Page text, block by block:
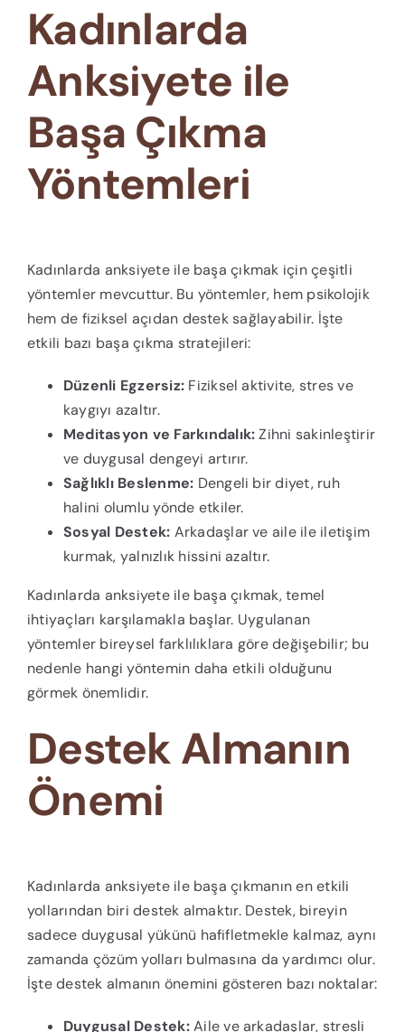
Kadınlarda
Anksiyete ile
Başa Çıkma
Yöntemleri
Kadınlarda anksiyete ile başa çıkmak için çeşitli
yöntemler mevcuttur. Bu yöntemler, hem psikolojik
hem de fiziksel açıdan destek sağlayabilir. İşte
etkili bazı başa çıkma stratejileri:
Düzenli Egzersiz: Fiziksel aktivite, stres ve
kaygıyı azaltır.
Meditasyon ve Farkındalık:Zihni sakinleştirir
ve duygusal dengeyi artırır.
Sağlıklı Beslenme: Dengeli bir diyet, ruh
halini olumlu yönde etkiler.
Sosyal Destek: Arkadaşlar ve aile ile iletişim
kurmak, yalnızlık hissini azaltır.
Kadınlarda anksiyete ile başa çıkmak, temel
ihtiyaçları karşılamakla başlar. Uygulanan
yöntemler bireysel farklılıklara göre değişebilir; bu
nedenle hangi yöntemin daha etkili olduğunu
görmek önemlidir.
Destek Almanın
Önemi
Kadınlarda anksiyete ile başa çıkmanın en etkili
yollarından biri destek almaktır. Destek, bireyin
sadece duygusal yükünü hafifletmekle kalmaz, aynı
zamanda çözüm yolları bulmasına da yardımcı olur.
İşte destek almanın önemini gösteren bazı noktalar:
Duygusal Destek:Aile ve arkadaşlar, stresli